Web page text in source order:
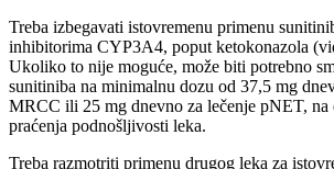
Treba izbegavati istovremenu primenu
inhibitorima CYP3A4, poput ketokonazola
Ukoliko to nije moguće, može biti potrebno
sunitiniba na minimalnu dozu od 37,5 mg
MRCC ili 25 mg dnevno za lečenje pNET,
praćenja podnošljivosti leka.
Treba razmotriti primenu drugog leka za